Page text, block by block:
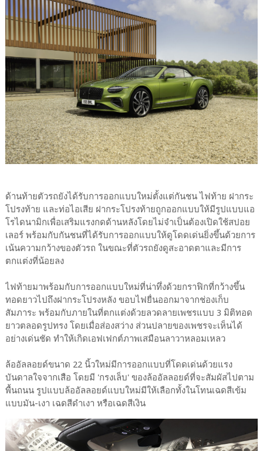
ด้านท้ายตัวรถยังได้รับการออกแบบใหม่ตั้งแต่กันชน ไฟท้าย ฝากระ
โปรงท้าย และท่อไอเสีย ฝากระโปรงท้ายถูกออกแบบให้มีรูปแบบแอ
โรไดนามิกเพื่อเสริมแรงกดด้านหลังโดยไม่จำเป็นต้องเปิดใช้สปอย
เลอร์ พร้อมกับกันชนที่ได้รับการออกแบบให้ดูโดดเด่นยิ่งขึ้นด้วยการ
เน้นความกว้างของตัวรถ ในขณะที่ตัวรถยังดูสะอาดตาและมีการ
ตกแต่งที่น้อยลง
ไฟท้ายมาพร้อมกับการออกแบบใหม่ที่น่าทึ่งด้วยกราฟิกที่กว้างขึ้น
ทอดยาวไปถึงฝากระโปรงหลัง ขอบไฟยื่นออกมาจากช่องเก็บ
สัมภาระ พร้อมกับภายในที่ตกแต่งด้วยลวดลายเพชรแบบ 3 มิติทอด
ยาวตลอดรูปทรง โดยเมื่อส่องสว่าง ส่วนปลายของเพชรจะเห็นได้
อย่างเด่นชัด ทำให้เกิดเอฟเฟกต์ภาพเสมือนลาวาหลอมเหลว
ล้ออัลลอยด์ขนาด 22 นิ้วใหม่มีการออกแบบที่โดดเด่นด้วยแรง
บันดาลใจจากเสือ โดยมี 'กรงเล็บ' ของล้ออัลลอยด์ที่จะสัมผัสไปตาม
พื้นถนน รูปแบบล้ออัลลอยด์แบบใหม่มีให้เลือกทั้งในโทนเฉดสีเข้ม
แบบมัน-เงา เฉดสีดำเงา หรือเฉดสีเงิน